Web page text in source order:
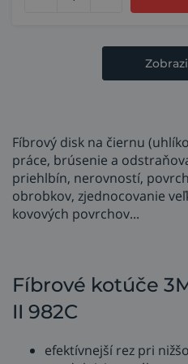
Fíbrový disk na čiernu
práce, brúsenie a
priehlbín, nerovností,
obrobkov, zjednocovanie
kovových povrchov...
Fíbrové kotúče
II 982C
efektívnejší rez pri